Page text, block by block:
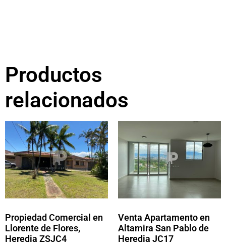
Productos
relacionados
Propiedad Comercial en
Llorente de Flores,
Heredia ZSJC4
Venta Apartamento en
Altamira San Pablo de
Heredia JC17